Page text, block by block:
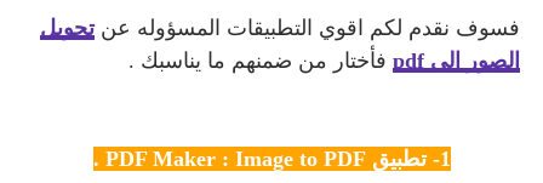
فسوف نقدم لكم اقوي التطبيقات المسؤوله عنتحويل
الصور الي pdf
فأختار من ضمنهم ما يناسبك .
1- تطبيق PDF Maker : Image to PDF .